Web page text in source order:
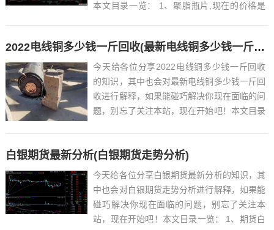
本文目录一览： 1、聚脂瓶片,现在的价格是
2022电线铜多少钱一斤回收(最新电线铜多少钱一斤回收)
今天给各位分享2022电线铜多少钱一斤回收
的知识，其中也会对最新电线铜多少钱一斤回
收进行解释，如果能碰巧解决你现在面临的问
题，别忘了关注本站，现在开始吧！本文目录
白银期货最新分析(白银期货走势分析)
今天给各位分享白银期货最新分析的知识，其
中也会对白银期货走势分析进行解释，如果能
碰巧解决你现在面临的问题，别忘了关注本
站，现在开始吧！本文目录一览： 1、期货白